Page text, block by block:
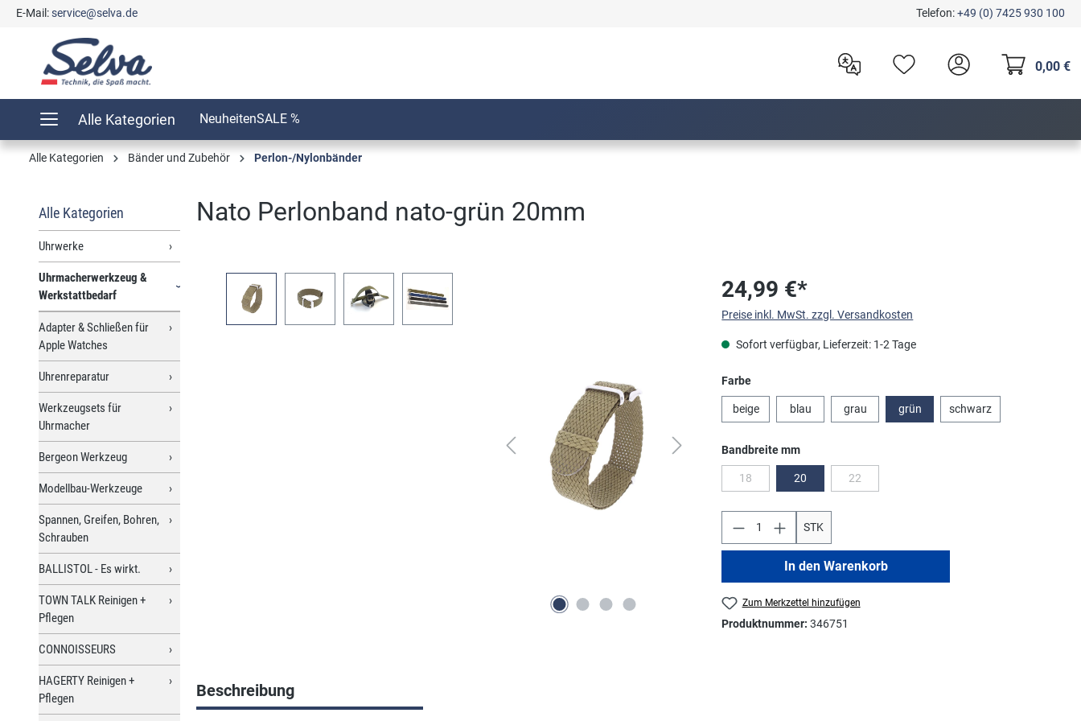
Zur Hauptnavigation springen
E-Mail:service@selva.de Telefon:+49 (0) 7425 930 100
0,00 €
Alle Kategorien NeuheitenSALE %
Alle Kategorien Bänder und Zubehör Perlon-/Nylonbänder
Alle Kategorien
Uhrwerke
Uhrmacherwerkzeug &
Werkstattbedarf
Adapter & Schließen für
Apple Watches
Uhrenreparatur
Werkzeugsets für
Uhrmacher
Bergeon Werkzeug
Modellbau-Werkzeuge
Spannen, Greifen, Bohren,
Schrauben
BALLISTOL - Es wirkt.
TOWN TALK Reinigen +
Pflegen
CONNOISSEURS
HAGERTY Reinigen +
Pflegen
Nato Perlonband nato-grün 20mm
24,99 €*
Preise inkl. MwSt. zzgl. Versandkosten
Sofort verfügbar, Lieferzeit: 1-2 Tage
Farbeauswählen
beige blau grau grün schwarz
Bandbreite mmauswählen
18(Diese Option ist zurzeit nicht verfügbar.)
20 22(Diese Option ist zurzeit nicht verfügbar.)
STK
In den Warenkorb
Zum Merkzettel hinzufügen
Produktnummer:346751
Beschreibung